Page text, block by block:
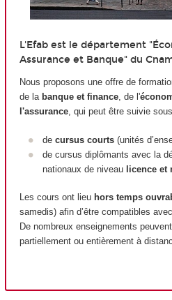
L'Efab est le département
Assurance et Banque" du
Nous proposons une offre de
de labanque et finance, de l'
l'assurance, qui peut être suivie
de cursus courts(unités
de cursus diplômants avec la
nationaux de niveau licence et
Les cours ont lieu hors temps
samedis) afin d’être compatibles
De nombreux enseignements
partiellement ou entièrement à